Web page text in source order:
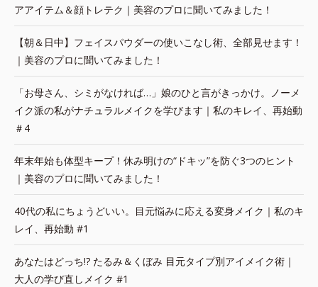
アアイテム＆顔トレテク｜美容のプロに聞いてみました！
【朝＆日中】フェイスパウダーの使いこなし術、全部見せます！
｜美容のプロに聞いてみました！
「お母さん、シミがなければ…」娘のひと言がきっかけ。ノーメ
イク派の私がナチュラルメイクを学びます｜私のキレイ、再始動
＃4
年末年始も体型キープ！休み明けの“ドキッ”を防ぐ3つのヒント
｜美容のプロに聞いてみました！
40代の私にちょうどいい。目元悩みに応える変身メイク｜私のキ
レイ、再始動 #1
あなたはどっち!? たるみ＆くぼみ 目元タイプ別アイメイク術｜
大人の学び直しメイク #1